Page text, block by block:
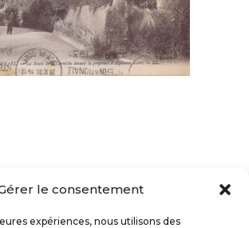
le consentement
expériences, nous utilisons des